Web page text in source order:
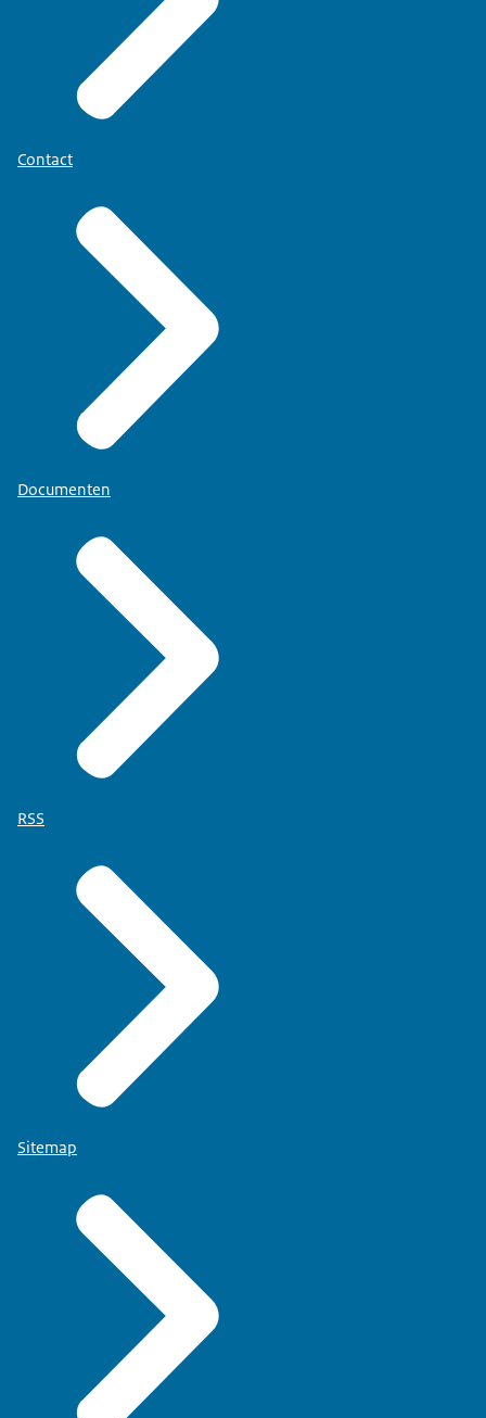
Contact
Documenten
RSS
Sitemap